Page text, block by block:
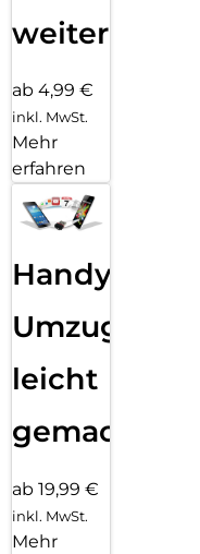
weiter
ab 4,99 €
inkl. MwSt.
Mehr
erfahren
Handy
Umzug
leicht
gemacht!
ab 19,99 €
inkl. MwSt.
Mehr